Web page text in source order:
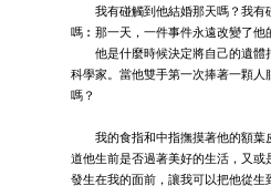
我有碰觸到他結婚那天嗎？我有
嗎︰那一天，一件事件永遠改變了他
他是什麼時候決定將自己的遺體
科學家。當他雙手第一次捧著一顆人
嗎？
我的食指和中指撫摸著他的額葉
道他生前是否過著美好的生活，又或
發生在我的面前，讓我可以把他從生